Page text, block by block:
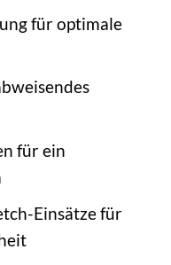
für optimale
für ein
Einsätze für